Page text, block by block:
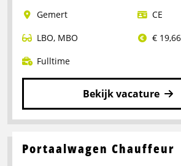
Gemert
CE
LBO, MBO
€
Fulltime
Bekijk vacature
Lees
over
Portaalwagen Chauffeur